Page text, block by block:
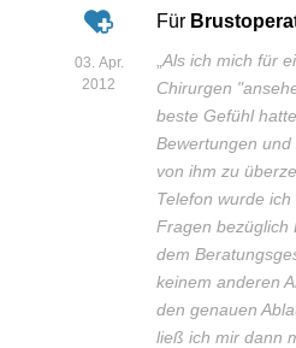
03. Apr.
2012
Für
Als ich mich für
Chirurgen
beste Gefühl
Bewertungen
von ihm zu
Telefon wurde
Fragen bezüglich
dem
keinem anderen
den genauen
ließ ich mir dann